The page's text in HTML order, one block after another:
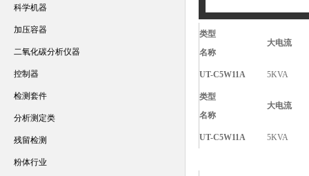
类型
名称
大电
UT-C5W11A 5KVA
类型
名称
大电
UT-C5W11A 5KVA
科学机器
加压容器
二氧化碳分析仪器
控制器
检测套件
分析测定类
残留检测
粉体行业